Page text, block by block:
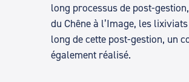
long processus de post-
du Chêne à l’Image, les
long de cette post-gestion, un
également réalisé.